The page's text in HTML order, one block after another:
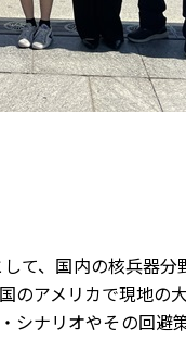
て、国内の核兵器
アメリカで現地の
シナリオやその回